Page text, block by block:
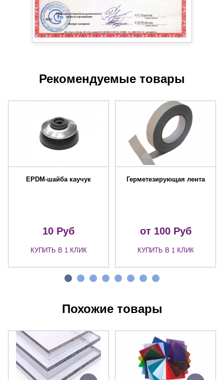
Рекомендуемые товары
EPDM-шайба каучук
10 Руб
КУПИТЬ В 1 КЛИК
Герметезирующая лента
от 100Руб
КУПИТЬ В 1 КЛИК
Похожие товары